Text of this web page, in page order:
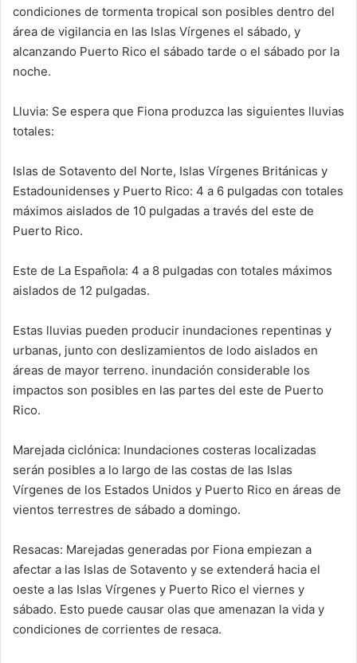
condiciones de tormenta tropical son posibles dentro del
área de vigilancia en las Islas Vírgenes el sábado, y
alcanzando Puerto Rico el sábado tarde o el sábado por la
noche.
Lluvia: Se espera que Fiona produzca las siguientes lluvias
totales:
Islas de Sotavento del Norte, Islas Vírgenes Británicas y
Estadounidenses y Puerto Rico: 4 a 6 pulgadas con totales
máximos aislados de 10 pulgadas a través del este de
Puerto Rico.
Este de La Española: 4 a 8 pulgadas con totales máximos
aislados de 12 pulgadas.
Estas lluvias pueden producir inundaciones repentinas y
urbanas, junto con deslizamientos de lodo aislados en
áreas de mayor terreno. inundación considerable los
impactos son posibles en las partes del este de Puerto
Rico.
Marejada ciclónica: Inundaciones costeras localizadas
serán posibles a lo largo de las costas de las Islas
Vírgenes de los Estados Unidos y Puerto Rico en áreas de
vientos terrestres de sábado a domingo.
Resacas: Marejadas generadas por Fiona empiezan a
afectar a las Islas de Sotavento y se extenderá hacia el
oeste a las Islas Vírgenes y Puerto Rico el viernes y
sábado. Esto puede causar olas que amenazan la vida y
condiciones de corrientes de resaca.